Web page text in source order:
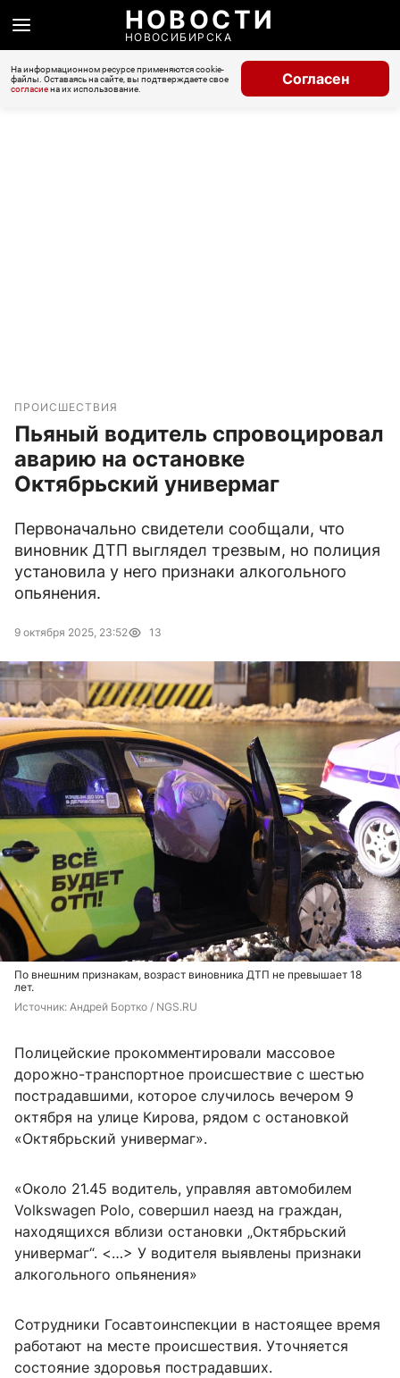
НОВОСТИ
НОВОСИБИРСКА
На информационном ресурсе применяются cookie-
файлы. Оставаясь на сайте, вы подтверждаете свое
согласиена их использование.
Согласен
ПРОИСШЕСТВИЯ
Пьяный водитель спровоцировал
аварию на остановке
Октябрьский универмаг
Первоначально свидетели сообщали, что
виновник ДТП выглядел трезвым, но полиция
установила у него признаки алкогольного
опьянения.
9 октября 2025, 23:52 13
По внешним признакам, возраст виновника ДТП не превышает 18
лет.
Источник: Андрей Бортко / NGS.RU
Полицейские прокомментировали массовое
дорожно-транспортное происшествие с шестью
пострадавшими, которое случилось вечером 9
октября на улице Кирова, рядом с остановкой
«Октябрьский универмаг».
«Около 21.45 водитель, управляя автомобилем
Volkswagen Polo, совершил наезд на граждан,
находящихся вблизи остановки „Октябрьский
универмаг“. <…> У водителя выявлены признаки
алкогольного опьянения»
Сотрудники Госавтоинспекции в настоящее время
работают на месте происшествия. Уточняется
состояние здоровья пострадавших.